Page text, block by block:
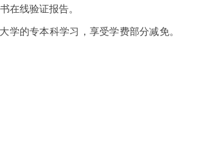
在线验证报告。
的专本科学习，享受学费部分减免。